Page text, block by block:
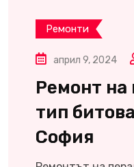
Ремонти
април 9, 2024
Ремонт на
тип
София